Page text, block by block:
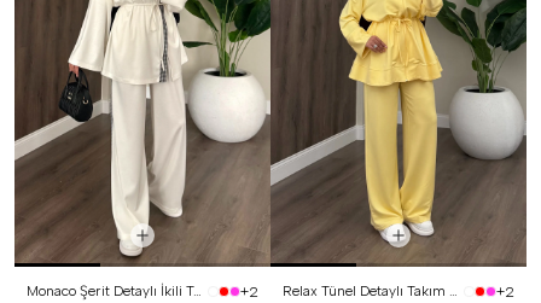
Monaco Şerit Detaylı İkili Takım Beyaz
+2
Relax Tünel Detaylı Takım Sarı
+2